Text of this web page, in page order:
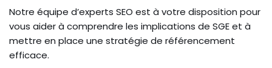
Notre équipe d’experts SEO est à votre disposition pour
vous aider à comprendre les implications de SGE et à
mettre en place une stratégie de référencement
efficace.